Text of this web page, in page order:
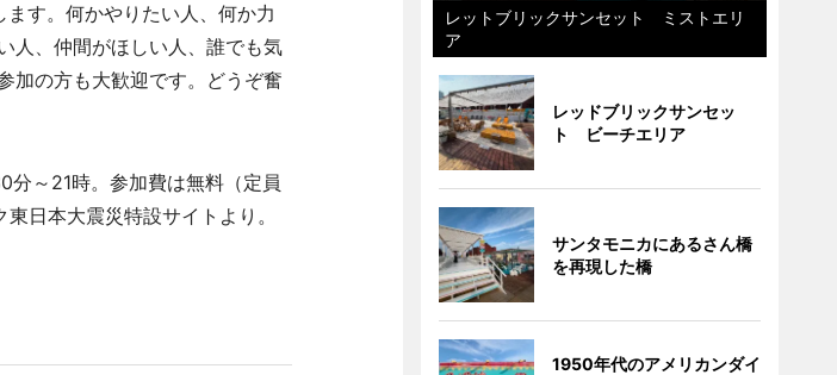
す。何かやりたい人、何か力
人、仲間がほしい人、誰でも気
加の方も大歓迎です。どうぞ奮
～21時。参加費は無料（定員
日本大震災特設サイトより。
レットブリックサンセット ミストエリ
ア
レッドブリックサンセッ
ト ビーチエリア
サンタモニカにあるさん橋
を再現した橋
1950年代のアメリカンダイ